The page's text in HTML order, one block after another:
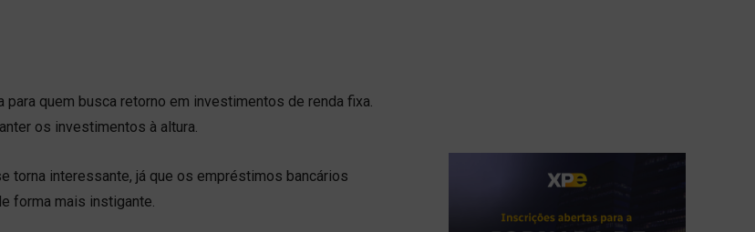
quem busca retorno em investimentos de renda fixa.
os investimentos à altura.
torna interessante, já que os empréstimos bancários
forma mais instigante.